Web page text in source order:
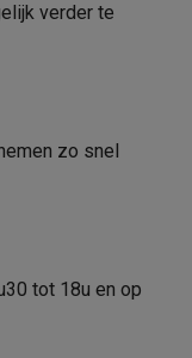
verder te
zo snel
tot 18u en op